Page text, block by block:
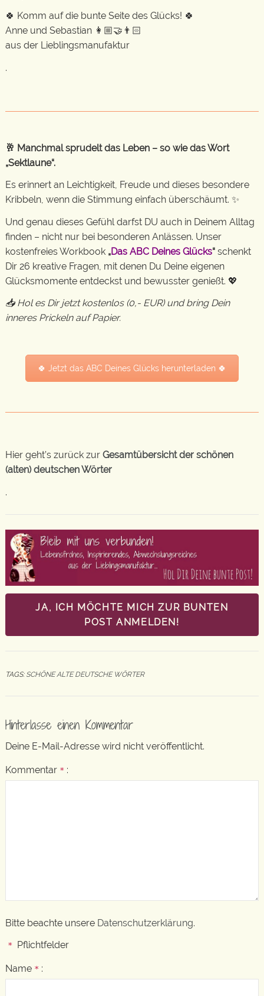
🍀 Komm auf die bunte Seite des Glücks! 🍀
Anne und Sebastian 👩🏼‍🤝‍👨🏻
aus der Lieblingsmanufaktur
.
🥂 Manchmal sprudelt das Leben – so wie das Wort
„Sektlaune“.
Es erinnert an Leichtigkeit, Freude und dieses besondere
Kribbeln, wenn die Stimmung einfach überschäumt. ✨
Und genau dieses Gefühl darfst DU auch in Deinem Alltag
finden – nicht nur bei besonderen Anlässen. Unser
kostenfreies Workbook „Das ABC Deines Glücks“ schenkt
Dir 26 kreative Fragen, mit denen Du Deine eigenen
Glücksmomente entdeckst und bewusster genießt. 💖
📥 Hol es Dir jetzt kostenlos (0,- EUR) und bring Dein
inneres Prickeln auf Papier.
🍀 Jetzt das ABC Deines Glücks herunterladen 🍀
Hier geht’s zurück zur Gesamtübersicht der schönen
(alten) deutschen Wörter
.
JA, ICH MÖCHTE MICH ZUR BUNTEN
POST ANMELDEN!
TAGS: SCHÖNE ALTE DEUTSCHE WÖRTER
Hinterlasse einen Kommentar
Deine E-Mail-Adresse wird nicht veröffentlicht.
Kommentar * :
Bitte beachte unsere Datenschutzerklärung.
* Pflichtfelder
Name * :